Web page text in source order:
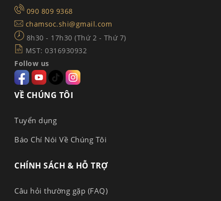
090 809 9368
chamsoc.shi@gmail.com
8h30 - 17h30 (Thứ 2 - Thứ 7)
MST: 0316930932
Follow us
VỀ CHÚNG TÔI
Tuyển dụng
Báo Chí Nói Về Chúng Tôi
CHÍNH SÁCH & HỖ TRỢ
Câu hỏi thường gặp (FAQ)